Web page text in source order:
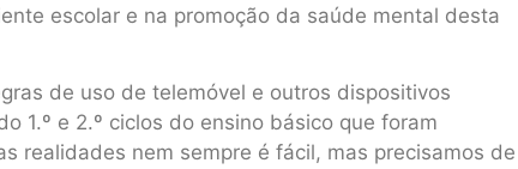
escolar e na promoção da saúde mental desta
de uso de telemóvel e outros dispositivos
1.º e 2.º ciclos do ensino básico que foram
realidades nem sempre é fácil, mas precisamos de